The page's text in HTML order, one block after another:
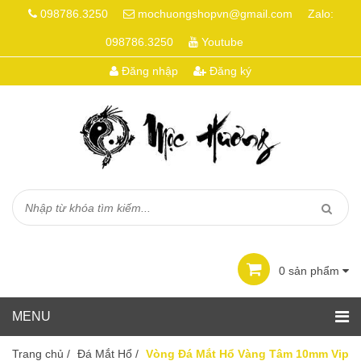
098786.3250 mochuongshopvn@gmail.com Zalo:
098786.3250 Youtube
Đăng nhập Đăng ký
0 sản phẩm
Trang chủ / Đá Mắt Hổ / Vòng Đá Mắt Hổ Vàng Tâm 10mm Vip